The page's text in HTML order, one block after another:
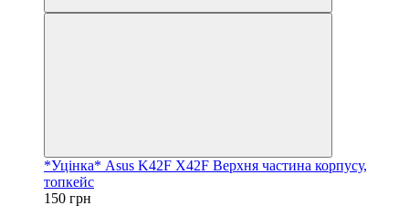
*Уцінка* Asus K42F X42F Верхня частина корпусу,
топкейс
150 грн